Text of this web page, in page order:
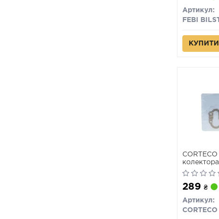
Артикул:
FEBI
КУПИТИ
86-
289 ₴
Артикул:
CORTECO